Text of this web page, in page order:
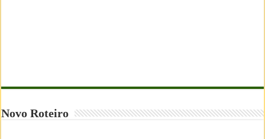
Novo Roteiro